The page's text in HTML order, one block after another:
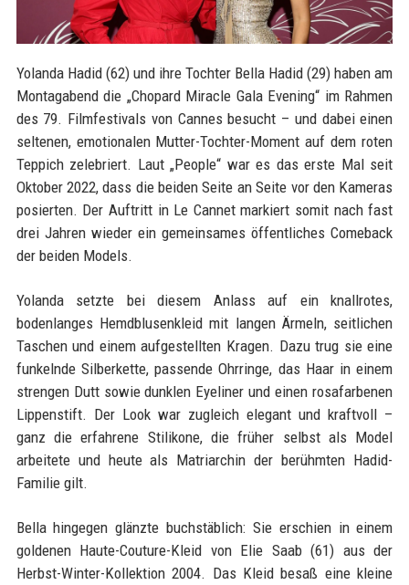
Yolanda Hadid (62) und ihre Tochter Bella Hadid (29) haben am
Montagabend die „Chopard Miracle Gala Evening“ im Rahmen
des 79. Filmfestivals von Cannes besucht – und dabei einen
seltenen, emotionalen Mutter-Tochter-Moment auf dem roten
Teppich zelebriert. Laut „People“ war es das erste Mal seit
Oktober 2022, dass die beiden Seite an Seite vor den Kameras
posierten. Der Auftritt in Le Cannet markiert somit nach fast
drei Jahren wieder ein gemeinsames öffentliches Comeback
der beiden Models.
Yolanda setzte bei diesem Anlass auf ein knallrotes,
bodenlanges Hemdblusenkleid mit langen Ärmeln, seitlichen
Taschen und einem aufgestellten Kragen. Dazu trug sie eine
funkelnde Silberkette, passende Ohrringe, das Haar in einem
strengen Dutt sowie dunklen Eyeliner und einen rosafarbenen
Lippenstift. Der Look war zugleich elegant und kraftvoll –
ganz die erfahrene Stilikone, die früher selbst als Model
arbeitete und heute als Matriarchin der berühmten Hadid-
Familie gilt.
Bella hingegen glänzte buchstäblich: Sie erschien in einem
goldenen Haute-Couture-Kleid von Elie Saab (61) aus der
Herbst-Winter-Kollektion 2004. Das Kleid besaß eine kleine